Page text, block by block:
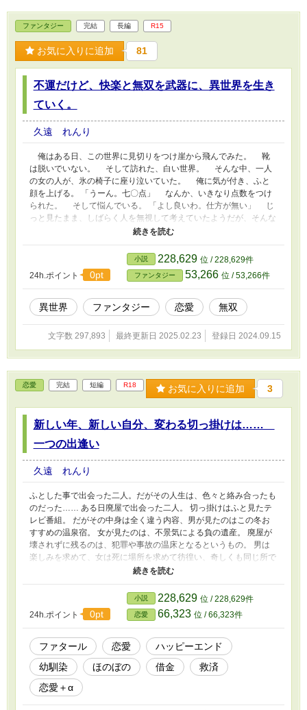
ファンタジー 完結 長編 R15
お気に入りに追加 81
不運だけど、快楽と無双を武器に、異世界を生き
ていく。
久遠 れんり
俺はある日、この世界に見切りをつけ崖から飛んでみた。 靴
は脱いでいない。 そして訪れた、白い世界。 そんな中、一人
の女の人が、氷の椅子に座り泣いていた。 俺に気が付き、ふと
顔を上げる。 「うーん。七〇点」 なんか、いきなり点数をつけ
られた。 そして悩んでいる。 「よし良いわ。仕方が無い」 じ
っと見たまま、しばらく人を無視して考えていたようだが、そんな
事を言い出す。 「ねぇ、佳人ぉ。あなたしか頼れる人が居ない
うなんでしょう」 気になるが、他も気になるし突っ込んでみ
る。 ああ言葉的にね。 この世界に、人が生まれた時、指導者
として一人の少年を自ら創り上げたと。 カスタマイズをして、
三千年ほど統治をさせたけれど、生物的な限界が来て彼は死んでし
まった。 そのキュートで美しく、かわいい彼の子孫なのに、今
の王族達は駄目だと。 かわいくない…… 直接手出しが出来な
いから、駆除して。 あんたならまあ、及第点だから統治を任せ
てあげる。 要約するとそんな感じ。 話をしながら、凍てつい
た心が多少ましになったのか、気温が上がってきた。 そして、
「じゃあ、お願いね」 ちゅっと、キスされた瞬間、体の中に何
かが流れ込み、目や鼻、耳から血が流れ出す。 「あら、ノーマル
詰め込んだ能力は、世を統治するための最強の能力。 女性相手
には、触れ合ったら虜にする様な快楽を与え、男相手には無双でき
る、無敵ともいえる力。 ただ、異世界とかに興味が無かった本
人は、気が付いていない。 暮らすうちに、徐々に気が付き、呆
れる。 少しだけ不幸な男が、チート能力を使い、なんとかあが
に、少しだけ歪んでいた。 この物語は、演出として、飲酒や喫
煙、禁止薬物の使用、暴力行為等書かれていますが、法律・法令に
反する行為を容認・推奨するものではありません。またこの物語は
フィクションです。実在の人物や団体、事件などとは関係ありませ
ん。 完全版を、2024年11月1日から、不定期ですが某所のノク○
ーンノベルズでアップします。
24h.ポイント 0pt
小説 228,629 位 / 228,629件
ファンタジー 53,266 位 / 53,266件
異世界 ファンタジー 恋愛 無双
文字数 297,893 最終更新日 2025.02.23 登録日 2024.09.15
恋愛 完結 短編 R18 お気に入りに追加 3
新しい年、新しい自分、変わる切っ掛けは……
一つの出逢い
久遠 れんり
ふとした事で出会った二人。だがその人生は、色々と絡み合ったも
のだった…… ある日廃屋で出会った二人。 切っ掛けはふと見たテ
レビ番組。 だがその中身は全く違う内容、男が見たのはこの冬お
すすめの温泉宿。 女が見たのは、不景気による負の遺産。 廃屋が
壊されずに残るのは、犯罪や事故の温床となるというもの。 男は
楽しみを求めて、女は死に場所を求めて彷徨い、奇しくも同じ所で
出会う。 この物語は、演出として、飲酒や喫煙、禁止薬物の使
認・推奨するものではありません。またこの物語はフィクションで
す。実在の人物や団体、事件などとは関係ありません。
24h.ポイント
0pt
小説 228,629 位 / 228,629件
恋愛 66,323 位 / 66,323件
ファタール 恋愛
ハッピーエンド
幼馴染
ほのぼの 借金
救済
恋愛＋α